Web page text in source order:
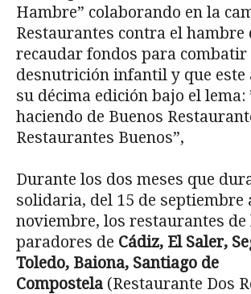
Hambre” colaborando en la
Restaurantes contra el hambre
recaudar fondos para combatir
desnutrición infantil y que este
su décima edición bajo el lema:
haciendo de Buenos
Restaurantes Buenos”,
Durante los dos meses que
solidaria, del 15 de septiembre
noviembre, los restaurantes de
paradores de Cádiz, El Saler,
Toledo, Baiona, Santiago de
Compostela (Restaurante Dos